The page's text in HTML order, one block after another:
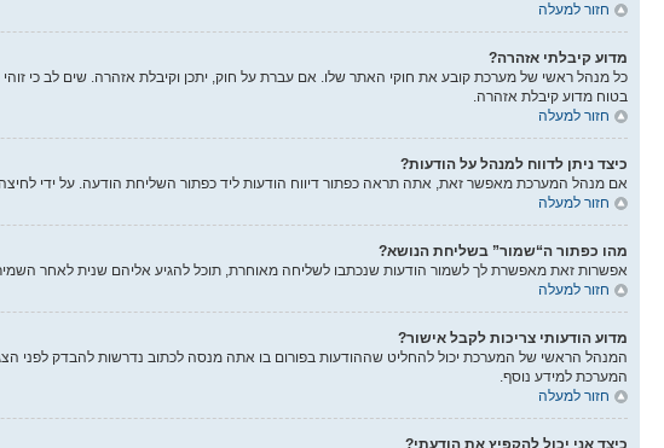
חזור למעלה
מדוע קיבלתי אזהרה?
בטוח מדוע קיבלת אזהרה.
חזור למעלה
כיצד ניתן לדווח למנהל על הודעות?
אם מנהל המערכת מאפשר זאת, אתה תראה כפתור דיווח הודעות ליד כפתור השליחת הודעה. על ידי לחיצה
חזור למעלה
מהו כפתור ה“שמור” בשליחת הנושא?
אפשרות זאת מאפשרת לך לשמור הודעות שנכתבו לשליחה מאוחרת, תוכל להגיע אליהם שנית לאחר
חזור למעלה
מדוע הודעותי צריכות לקבל אישור?
המנהל הראשי של המערכת יכול להחליט שההודעות בפורום בו אתה מנסה לכתוב נדרשות להבדק
המערכת למידע נוסף.
חזור למעלה
כיצד אני יכול להקפיץ את הודעתי?